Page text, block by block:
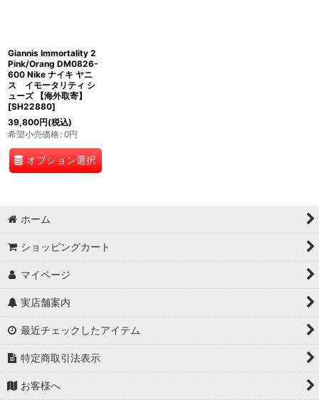
Giannis Immortality 2
Pink/Orang DM0826-
600 Nike ナイキ ヤニ
ス イモータリティ シ
ューズ 【海外取寄】
[SH22880]
39,800円(税込)
希望小売価格: 0円
オプション選択
ホーム
ショッピングカート
マイページ
実店舗案内
最近チェックしたアイテム
特定商取引法表示
お客様へ